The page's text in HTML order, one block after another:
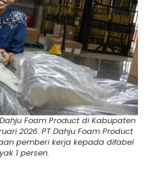
Foam Product di Kabupaten
2026. PT Dahju Foam Product
pemberi kerja kepada difabel
1 persen.